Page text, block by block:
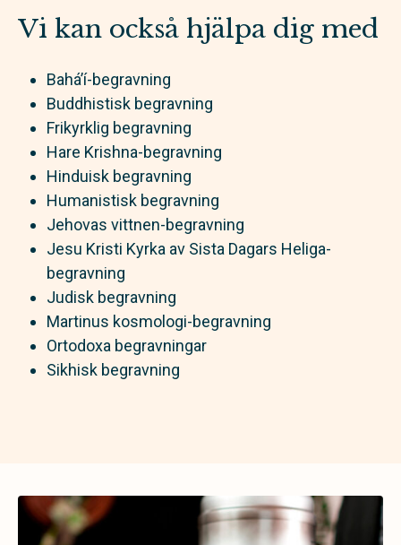
Vi kan också hjälpa dig med
Bahá’í-begravning
Buddhistisk begravning
Frikyrklig begravning
Hare Krishna-begravning
Hinduisk begravning
Humanistisk begravning
Jehovas vittnen-begravning
Jesu Kristi Kyrka av Sista Dagars Heliga-
begravning
Judisk begravning
Martinus kosmologi-begravning
Ortodoxa begravningar
Sikhisk begravning